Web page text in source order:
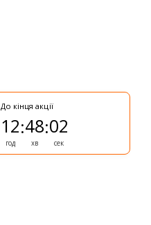
До кінця акції
12
год
:48
хв
:01
сек